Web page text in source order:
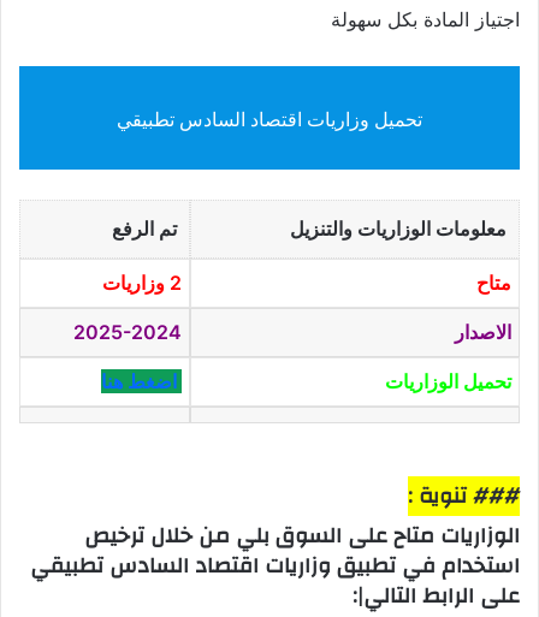
اجتياز المادة بكل سهولة
تحميل وزاريات اقتصاد السادس تطبيقي
معلومات الوزاريات والتنزيل تم الرفع
متاح 2 وزاريات
الاصدار 2025-2024
تحميل الوزاريات اضغط هنا
### تنوية :
الوزاريات متاح على السوق بلي من خلال ترخيص
استخدام في تطبيق وزاريات اقتصاد السادس تطبيقي
على الرابط التالي|: